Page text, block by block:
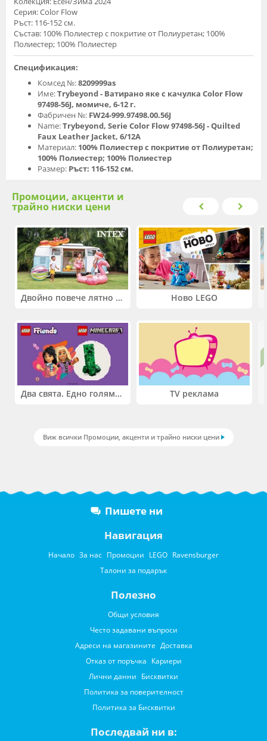
Серия: Color Flow
Ръст: 116-152 см.
Състав: 100% Полиестер с покритие от Полиуретан; 100%
Полиестер; 100% Полиестер
Спецификация:
Комсед №:8209999as
Име:Trybeyond - Ватирано яке с качулка Color Flow
97498-56J, момиче, 6-12 г.
Фабричен №: FW24-999.97498.00.56J
Name:Trybeyond, Serie Color Flow 97498-56J - Quilted
Faux Leather Jacket, 6/12A
Материал: 100% Полиестер с покритие от Полиуретан;
100% Полиестер; 100% Полиестер
Размер: Ръст: 116-152 см.
Промоции, акценти и
трайно ниски цени
Двойно повече лятно забавление! Купи 2 продукта INTEX и вземи -33%
Два свята. Едно голямо приключение. Купи 2 продукта LEGO® Friends и/или LEGO® Minecraft и вземи -27%
Ново LEGO
TV реклама
Виж всички Промоции, акценти и трайно ниски цени
Пишете ни
Навигация
Начало За нас Промоции LEGO Ravensburger
Талони за подарък
Полезно
Общи условия
Често задавани въпроси
Адреси на магазините Доставка
Отказ от поръчка Кариери
Лични данни Бисквитки
Политика за поверителност
Политика за Бисквитки
Последвай ни в: